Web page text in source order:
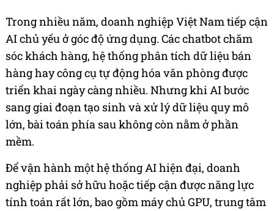
Trong nhiều năm, doanh nghiệp Việt Nam tiếp cận
AI chủ yếu ở góc độ ứng dụng. Các chatbot chăm
sóc khách hàng, hệ thống phân tích dữ liệu bán
hàng hay công cụ tự động hóa văn phòng được
triển khai ngày càng nhiều. Nhưng khi AI bước
sang giai đoạn tạo sinh và xử lý dữ liệu quy mô
lớn, bài toán phía sau không còn nằm ở phần
mềm.
Để vận hành một hệ thống AI hiện đại, doanh
nghiệp phải sở hữu hoặc tiếp cận được năng lực
tính toán rất lớn, bao gồm máy chủ GPU, trung tâm